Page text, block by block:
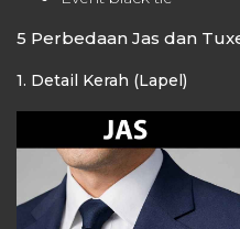
5 Perbedaan Jas dan
1. Detail Kerah (Lapel)